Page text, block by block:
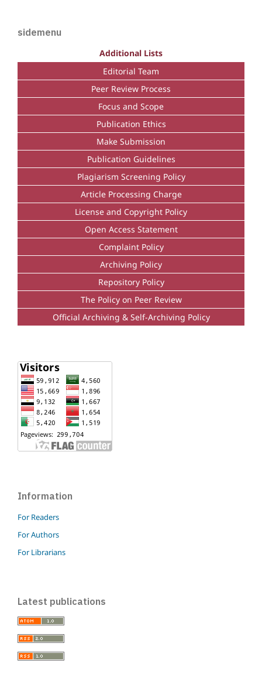
sidemenu
Additional Lists
Editorial Team
Peer Review Process
Focus and Scope
Publication Ethics
Make Submission
Publication Guidelines
Plagiarism Screening Policy
Article Processing Charge
License and Copyright Policy
Open Access Statement
Complaint Policy
Archiving Policy
Repository Policy
The Policy on Peer Review
Official Archiving & Self-Archiving Policy
Information
For Readers
For Authors
For Librarians
Latest publications